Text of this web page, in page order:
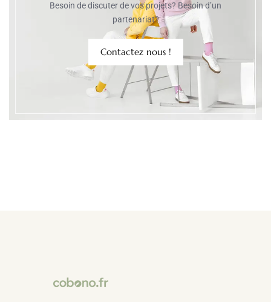
Besoin de discuter de vos projets? Besoin d’un
partenariat?
Contactez nous !